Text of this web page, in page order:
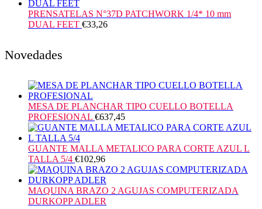
PRENSATELAS N°37D PATCHWORK 1/4* 10 mm
DUAL FEET €33,26
Novedades
MESA DE PLANCHAR TIPO CUELLO BOTELLA
PROFESIONAL €637,45
GUANTE MALLA METALICO PARA CORTE AZUL L
TALLA 5/4 €102,96
MAQUINA BRAZO 2 AGUJAS COMPUTERIZADA
DURKOPP ADLER